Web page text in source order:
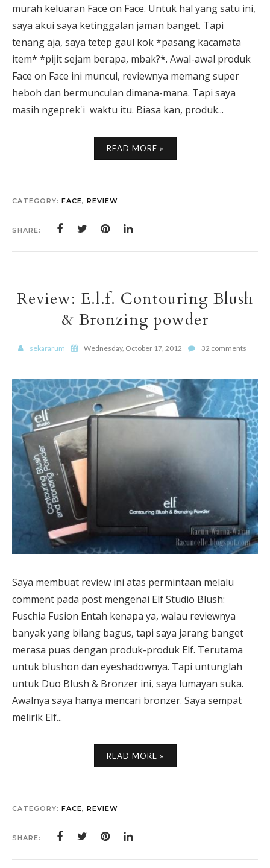
murah keluaran Face on Face. Untuk hal yang satu ini,
saya akui saya ketinggalan jaman banget. Tapi
tenang aja, saya tetep gaul kok *pasang kacamata
item* *pijit sejam berapa, mbak?*. Awal-awal produk
Face on Face ini muncul, reviewnya memang super
heboh dan bermunculan dimana-mana. Tapi saya
masih ngeprek'i waktu itu. Biasa kan, produk...
READ MORE »
CATEGORY: FACE, REVIEW
SHARE:
Review: E.l.f. Contouring Blush
& Bronzing powder
sekararum Wednesday, October 17, 2012 32 comments
Saya membuat review ini atas permintaan melalu
comment pada post mengenai Elf Studio Blush:
Fuschia Fusion Entah kenapa ya, walau reviewnya
banyak yang bilang bagus, tapi saya jarang banget
merasa puas dengan produk-produk Elf. Terutama
untuk blushon dan eyeshadownya. Tapi untunglah
untuk Duo Blush & Bronzer ini, saya lumayan suka.
Awalnya saya hanya mencari bronzer. Saya sempat
melirik Elf...
READ MORE »
CATEGORY: FACE, REVIEW
SHARE: